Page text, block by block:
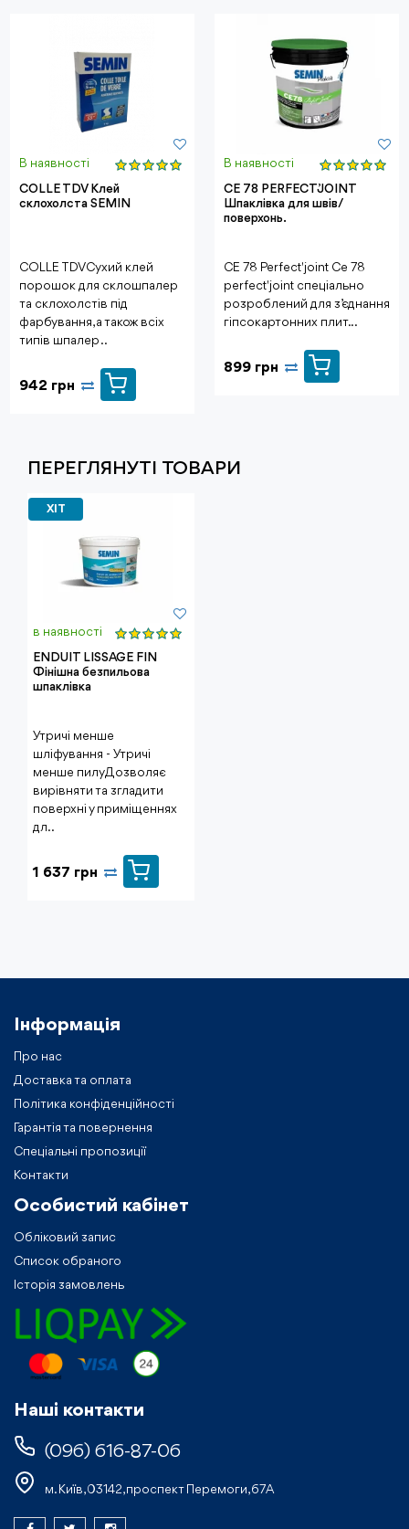
В наявності
COLLE TDV Клей
склохолста SEMIN
COLLE TDVСухий клей
порошок для склошпалер
та склохолстів під
фарбування, а також всіх
типів шпалер ..
942 грн
В наявності
CE 78 PERFECT’JOINT
Шпаклівка для швів/
поверхонь.
CE 78 Perfect'joint Ce 78
perfect'joint спеціально
розроблений для з’єднання
гіпсокартонних плит. ..
899 грн
ПЕРЕГЛЯНУТI ТОВАРИ
ХІТ
в наявності
ENDUIT LISSAGE FIN
Фінішна безпильова
шпаклівка
Утричі менше
шліфування - Утричі
менше пилу Дозволяє
вирівняти та згладити
поверхні у приміщеннях
дл..
1 637 грн
Інформація
Про нас
Доставка та оплата
Політика конфіденційності
Гарантія та повернення
Спеціальні пропозиції
Контакти
Особистий кабiнет
Обліковий запис
Список обраного
Історія замовлень
Нашi контакти
(096) 616-87-06
м. Київ, 03142, проспект Перемоги, 67А